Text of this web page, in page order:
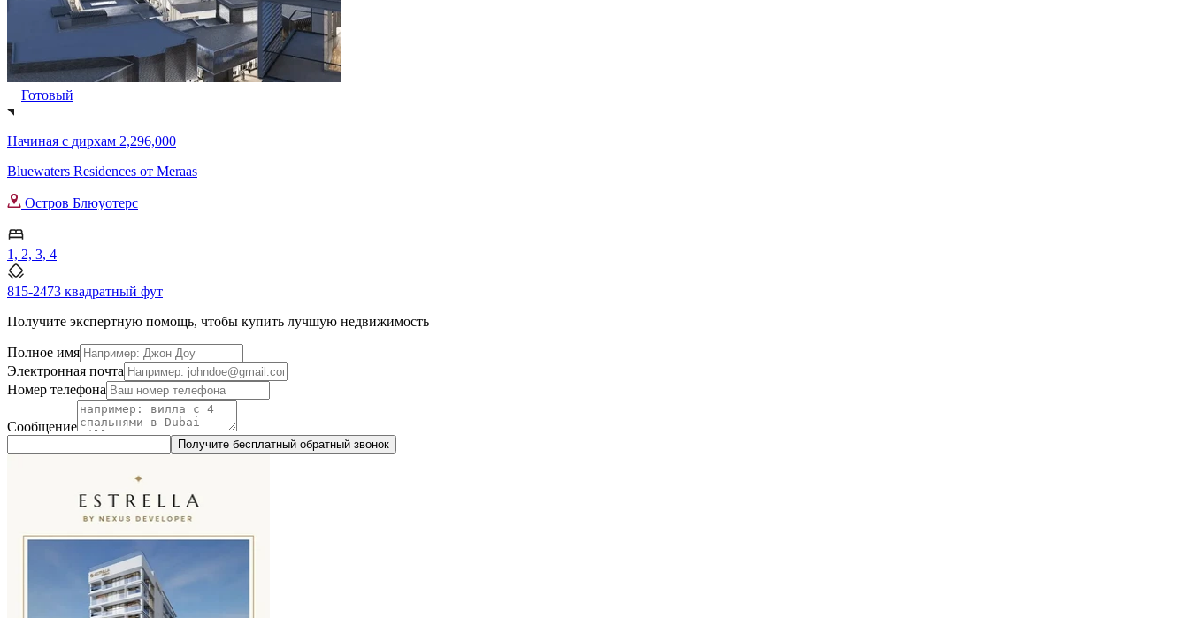
Готовый
Начиная с дирхам 2,296,000
Bluewaters Residences от Meraas
Остров Блюуотерс
1, 2, 3, 4
815-2473 квадратный фут
Получите экспертную помощь, чтобы купить лучшую недвижимость
Полное имя
Электронная почта
Номер телефона
Сообщение
Получите бесплатный обратный звонок